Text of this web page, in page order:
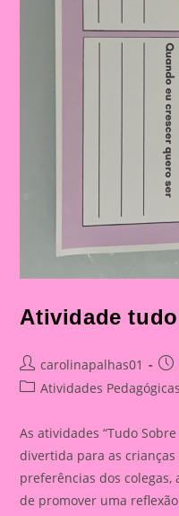
Atividade
Post
author:
carolinapalhas01
PostAtividades Pedagógicas
As atividades “Tudo
divertida para as crianças
preferências dos
de promover uma